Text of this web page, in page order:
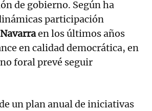
de gobierno. Según ha
participación
Navarraen los últimos años
en calidad democrática, en
foral prevé seguir
un plan anual de iniciativas